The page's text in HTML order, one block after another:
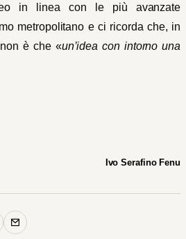
in linea con le più avanzate
metropolitano e ci ricorda che, in
è che «un’idea con intorno una
Ivo Serafino Fenu